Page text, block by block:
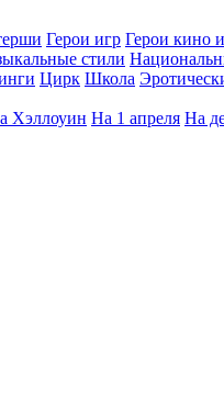
Герои игр Герои кино
стили
Цирк Школа
Хэллоуин На 1 апреля На